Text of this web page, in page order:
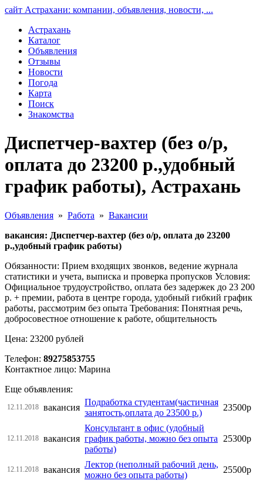
сайт Астрахани: компании, объявления, новости, ...
Астрахань
Каталог
Объявления
Отзывы
Новости
Погода
Карта
Поиск
Знакомства
Диспетчер-вахтер (без о/р,
оплата до 23200 р.,удобный
график работы), Астрахань
Объявления » Работа » Вакансии
вакансия: Диспетчер-вахтер (без о/р, оплата до 23200
р.,удобный график работы)
Обязанности: Прием входящих звонков, ведение журнала
статистики и учета, выписка и проверка пропусков Условия:
Официальное трудоустройство, оплата без задержек до 23 200
р. + премии, работа в центре города, удобный гибкий график
работы, рассмотрим без опыта Требования: Понятная речь,
добросовестное отношение к работе, общительность
Цена: 23200 рублей
Телефон: 89275853755
Контактное лицо: Марина
Еще объявления:
12.11.2018 вакансия
Подработка студентам(частичная
занятость,оплата до 23500 р.)
23500р
12.11.2018 вакансия
Консультант в офис (удобный
график работы, можно без опыта
работы)
25300р
12.11.2018 вакансия
Лектор (неполный рабочий день,
можно без опыта работы)
25500р